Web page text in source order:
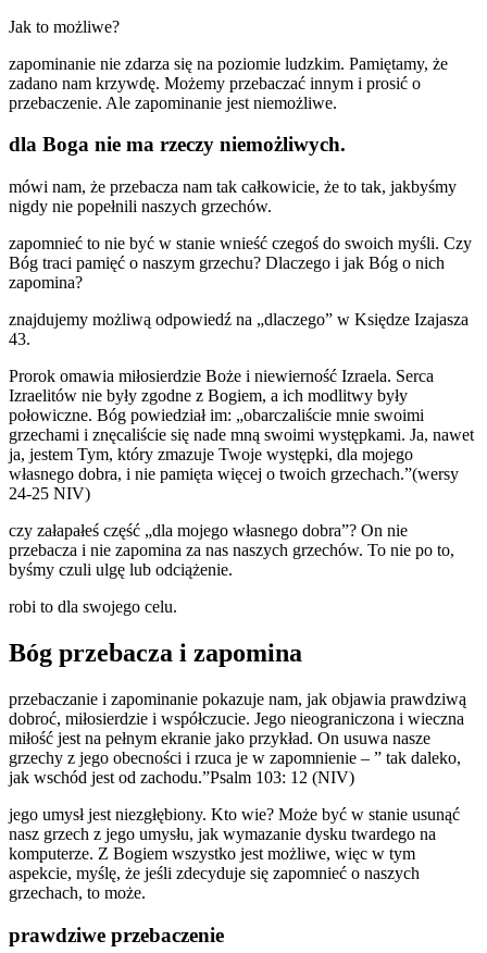
Jak to możliwe?
zapominanie nie zdarza się na poziomie ludzkim. Pamiętamy, że
zadano nam krzywdę. Możemy przebaczać innym i prosić o
przebaczenie. Ale zapominanie jest niemożliwe.
dla Boga nie ma rzeczy niemożliwych.
mówi nam, że przebacza nam tak całkowicie, że to tak, jakbyśmy
nigdy nie popełnili naszych grzechów.
zapomnieć to nie być w stanie wnieść czegoś do swoich myśli. Czy
Bóg traci pamięć o naszym grzechu? Dlaczego i jak Bóg o nich
zapomina?
znajdujemy możliwą odpowiedź na „dlaczego” w Księdze Izajasza
43.
Prorok omawia miłosierdzie Boże i niewierność Izraela. Serca
Izraelitów nie były zgodne z Bogiem, a ich modlitwy były
połowiczne. Bóg powiedział im: „obarczaliście mnie swoimi
grzechami i znęcaliście się nade mną swoimi występkami. Ja, nawet
ja, jestem Tym, który zmazuje Twoje występki, dla mojego
własnego dobra, i nie pamięta więcej o twoich grzechach.”(wersy
24-25 NIV)
czy załapałeś część „dla mojego własnego dobra”? On nie
przebacza i nie zapomina za nas naszych grzechów. To nie po to,
byśmy czuli ulgę lub odciążenie.
robi to dla swojego celu.
Bóg przebacza i zapomina
przebaczanie i zapominanie pokazuje nam, jak objawia prawdziwą
dobroć, miłosierdzie i współczucie. Jego nieograniczona i wieczna
miłość jest na pełnym ekranie jako przykład. On usuwa nasze
grzechy z jego obecności i rzuca je w zapomnienie – ” tak daleko,
jak wschód jest od zachodu.”Psalm 103: 12 (NIV)
jego umysł jest niezgłębiony. Kto wie? Może być w stanie usunąć
nasz grzech z jego umysłu, jak wymazanie dysku twardego na
komputerze. Z Bogiem wszystko jest możliwe, więc w tym
aspekcie, myślę, że jeśli zdecyduje się zapomnieć o naszych
grzechach, to może.
prawdziwe przebaczenie